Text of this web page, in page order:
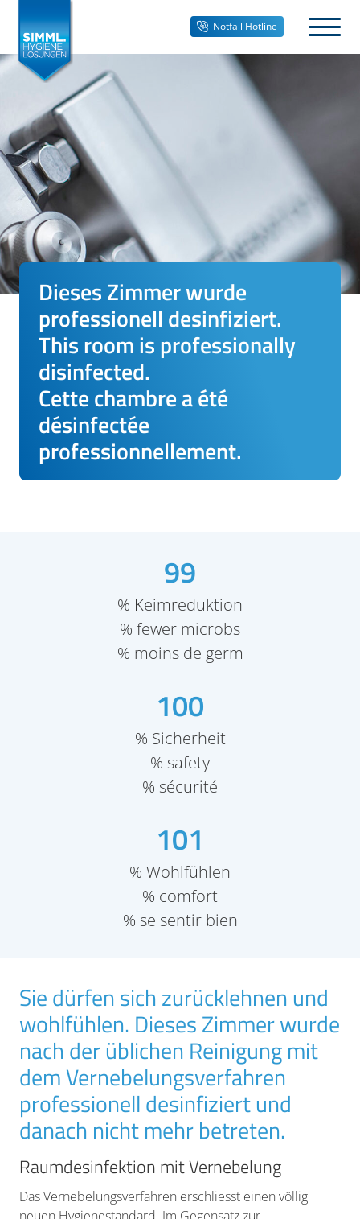
Notfall Hotline
Dieses Zimmer wurde
professionell desinfiziert.
This room is professionally
disinfected.
Cette chambre a été
désinfectée
professionnellement.
99
% Keimreduktion
% fewer microbs
% moins de germ
100
% Sicherheit
% safety
% sécurité
101
% Wohlfühlen
% comfort
% se sentir bien
Sie dürfen sich zurücklehnen und
wohlfühlen. Dieses Zimmer wurde
nach der üblichen Reinigung mit
dem Vernebelungsverfahren
professionell desinfiziert und
danach nicht mehr betreten.
Raumdesinfektion mit Vernebelung
Das Vernebelungsverfahren erschliesst einen völlig